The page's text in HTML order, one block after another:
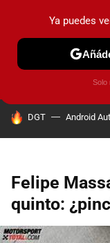
PRUEBAS
HOY SE HABLA DE
DGT Android
Felipe
quinto:
Ya puedes
Solo